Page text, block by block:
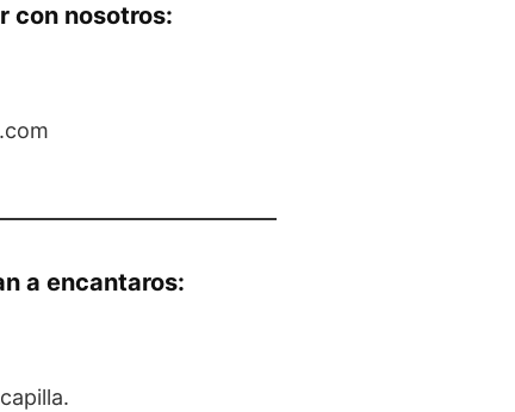
con nosotros:
a encantaros: